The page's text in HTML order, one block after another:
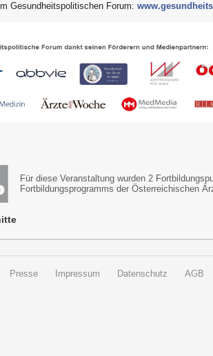
Gesundheitspolitischen Forum:
Für diese Veranstaltung wurden 2
Fortbildungsprogramms der Österreichischen
Presse Impressum Datenschutz AGB